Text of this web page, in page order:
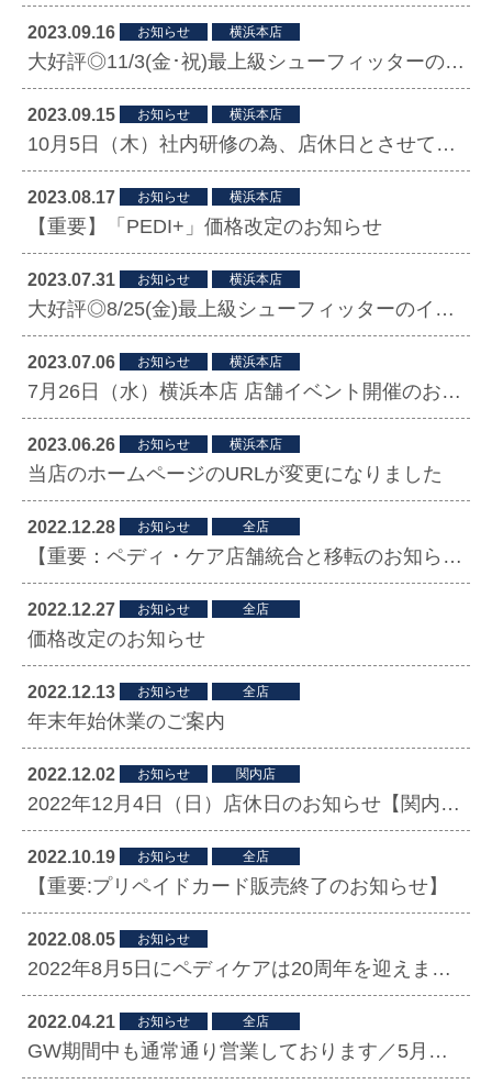
2023.09.16 お知らせ 横浜本店
大好評◎11/3(金･祝)最上級シューフィッターのイベント開催！
2023.09.15 お知らせ 横浜本店
10月5日（木）社内研修の為、店休日とさせていただきます。
2023.08.17 お知らせ 横浜本店
【重要】「PEDI+」価格改定のお知らせ
2023.07.31 お知らせ 横浜本店
大好評◎8/25(金)最上級シューフィッターのイベント開催！
2023.07.06 お知らせ 横浜本店
7月26日（水）横浜本店 店舗イベント開催のお知らせ
2023.06.26 お知らせ 横浜本店
当店のホームページのURLが変更になりました
2022.12.28 お知らせ 全店
【重要：ペディ・ケア店舗統合と移転のお知らせ】
2022.12.27 お知らせ 全店
価格改定のお知らせ
2022.12.13 お知らせ 全店
年末年始休業のご案内
2022.12.02 お知らせ 関内店
2022年12月4日（日）店休日のお知らせ【関内店】
2022.10.19 お知らせ 全店
【重要:プリペイドカード販売終了のお知らせ】
2022.08.05 お知らせ
2022年8月5日にペディケアは20周年を迎えました
2022.04.21 お知らせ 全店
GW期間中も通常通り営業しております／5月定休日変更について